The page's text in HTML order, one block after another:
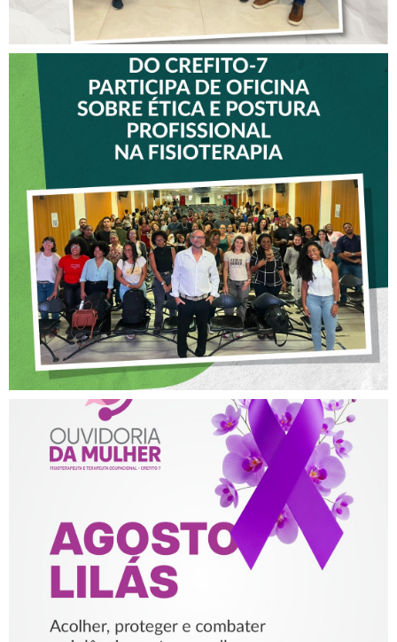
VICE-PRESIDENTE DO
CREFITO-7 PARTICIPA DE
OFICINA SOBRE ÉTICA E
POSTURA PROFISSIONAL
NA FISIOTERAPIA
AGOSTO LILÁS – ACOLHER,
PROTEGER E COMBATER A
VIOLÊNCIA CONTRA A
MULHER